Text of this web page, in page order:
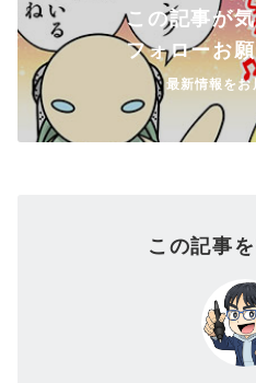
この記事が
フォローお
最新情報をお
この記事